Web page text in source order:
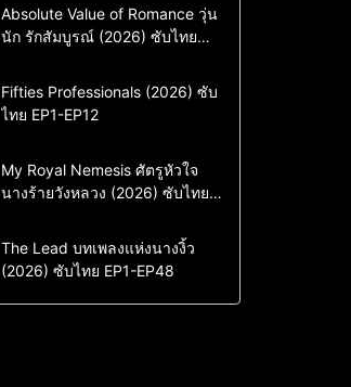
Comedy Drama
ซีรี่ย์เกาหลี
ซีรี่ย์เกาหลีซับไทย
Absolute Value of Romance วุ่น
นัก รักสัมบูรณ์ (2026) ซับไทย
Action & Adventure
Comedy
Drama
ซีรี่ย์เกาหลี
Fifties Professionals (2026) ซับ
ไทย EP1-EP12
Comedy
Drama
Sci-Fi & Fantasy
ซีรี่ย์เกาหลี
My Royal Nemesis ศัตรูหัวใจ
นางร้ายวังหลวง (2026) ซับไทย
Drama
ซีรี่ย์จีน
ซีรี่ย์จีนซับไทย
The Lead บทเพลงแห่งนางงิ้ว
(2026) ซับไทย EP1-EP48